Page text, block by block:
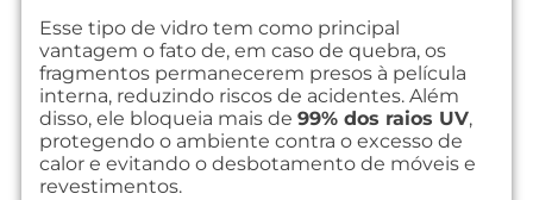
Esse tipo de vidro tem como principal
vantagem o fato de, em caso de quebra, os
fragmentos permanecerem presos à película
interna, reduzindo riscos de acidentes. Além
disso, ele bloqueia mais de 99% dos raios UV,
protegendo o ambiente contra o excesso de
calor e evitando o desbotamento de móveis e
revestimentos.